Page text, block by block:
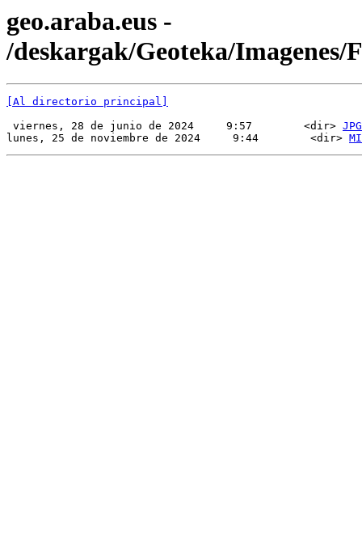
geo.araba.eus -
/deskargak/Geoteka/Imagenes/
[Al directorio principal]
viernes, 28 de junio de 2024     9:57        <dir> JPG
lunes, 25 de noviembre de 2024     9:44        <dir>